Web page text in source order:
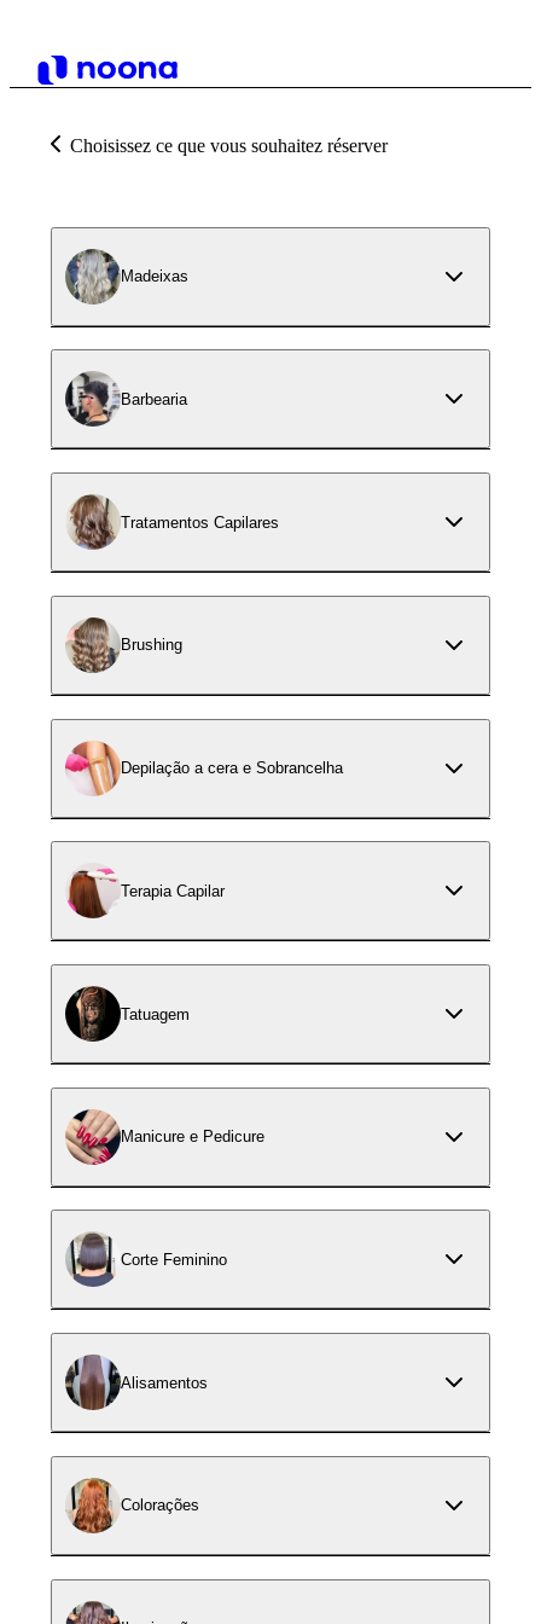
Choisissez ce que vous souhaitez réserver
Madeixas
Barbearia
Tratamentos Capilares
Brushing
Depilação a cera e Sobrancelha
Terapia Capilar
Tatuagem
Manicure e Pedicure
Corte Feminino
Alisamentos
Colorações